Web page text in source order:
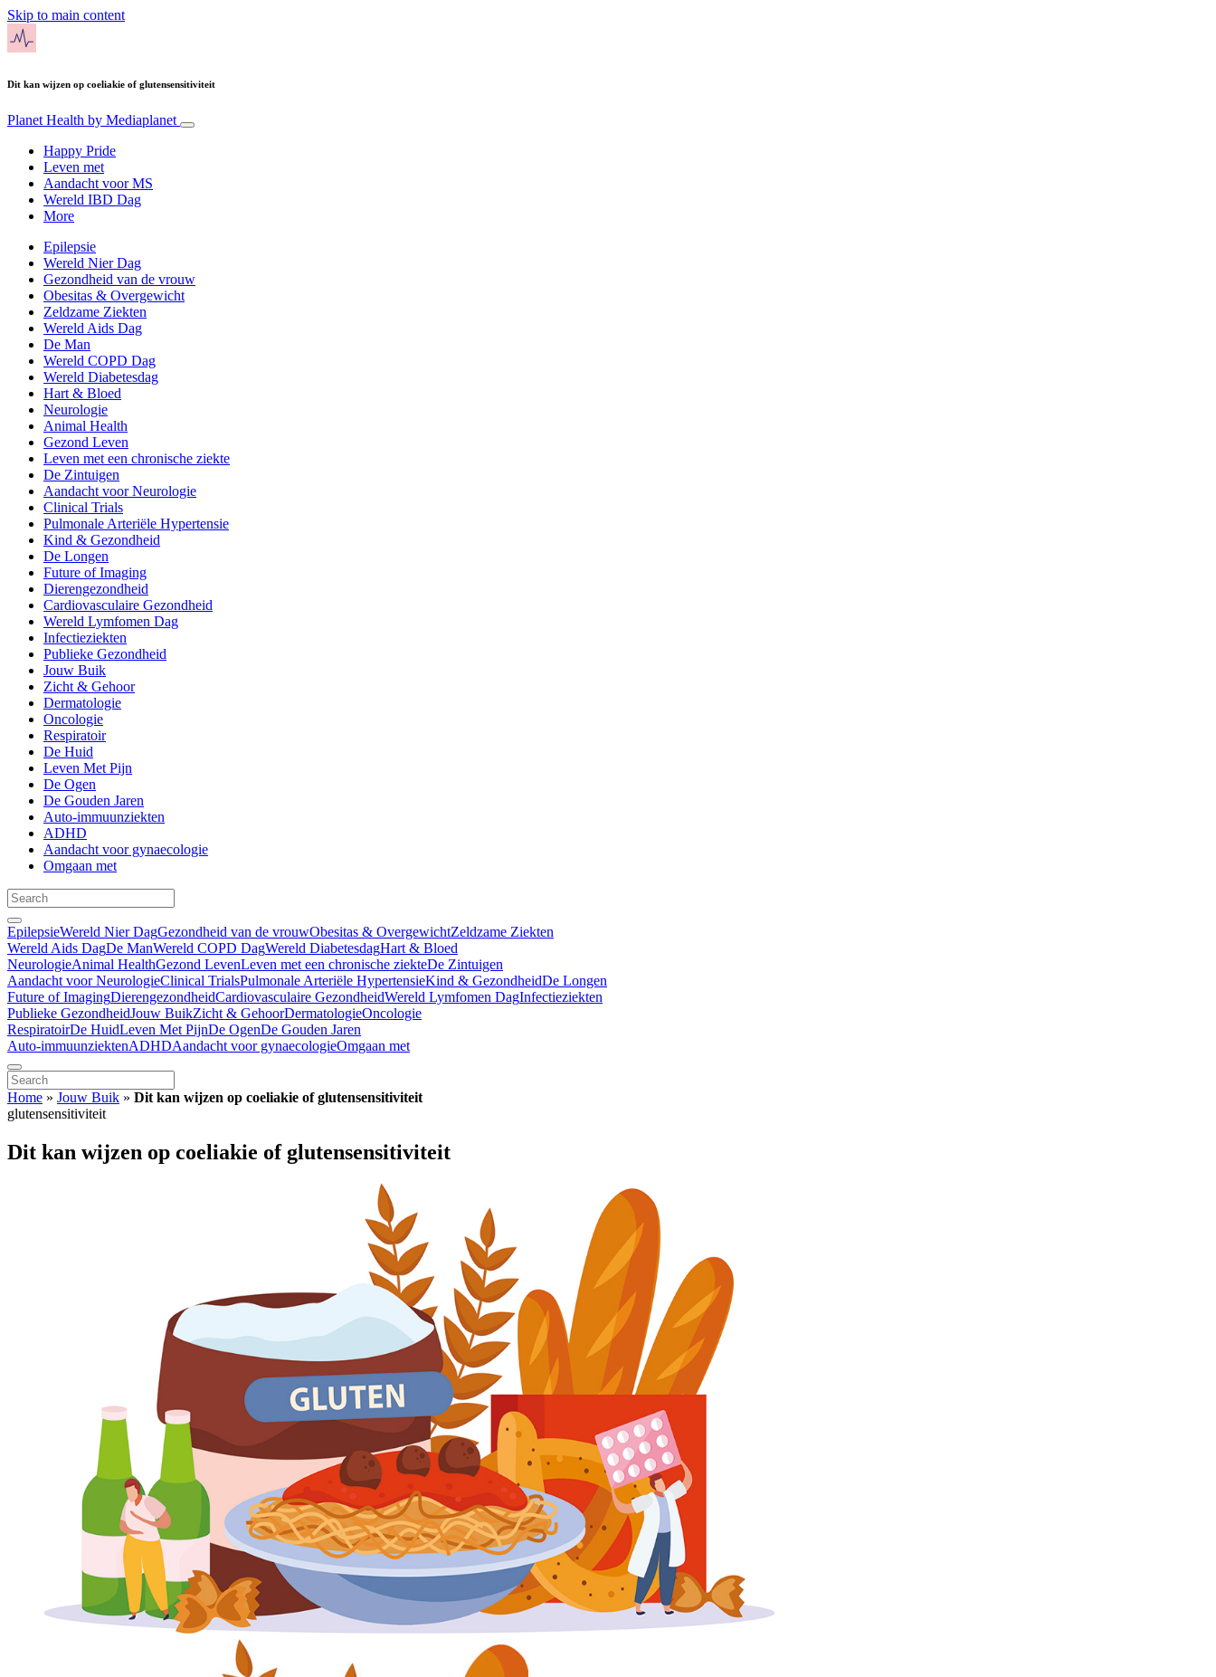
Skip to main content
Dit kan wijzen op coeliakie of glutensensitiviteit
Planet Health by Mediaplanet
Happy Pride
Leven met
Aandacht voor MS
Wereld IBD Dag
More
Epilepsie
Wereld Nier Dag
Gezondheid van de vrouw
Obesitas & Overgewicht
Zeldzame Ziekten
Wereld Aids Dag
De Man
Wereld COPD Dag
Wereld Diabetesdag
Hart & Bloed
Neurologie
Animal Health
Gezond Leven
Leven met een chronische ziekte
De Zintuigen
Aandacht voor Neurologie
Clinical Trials
Pulmonale Arteriële Hypertensie
Kind & Gezondheid
De Longen
Future of Imaging
Dierengezondheid
Cardiovasculaire Gezondheid
Wereld Lymfomen Dag
Infectieziekten
Publieke Gezondheid
Jouw Buik
Zicht & Gehoor
Dermatologie
Oncologie
Respiratoir
De Huid
Leven Met Pijn
De Ogen
De Gouden Jaren
Auto-immuunziekten
ADHD
Aandacht voor gynaecologie
Omgaan met
EpilepsieWereld Nier DagGezondheid van de vrouwObesitas & OvergewichtZeldzame Ziekten
Wereld Aids DagDe ManWereld COPD DagWereld DiabetesdagHart & Bloed
NeurologieAnimal HealthGezond LevenLeven met een chronische ziekteDe Zintuigen
Aandacht voor NeurologieClinical TrialsPulmonale Arteriële HypertensieKind & GezondheidDe Longen
Future of ImagingDierengezondheidCardiovasculaire GezondheidWereld Lymfomen DagInfectieziekten
Publieke GezondheidJouw BuikZicht & GehoorDermatologieOncologie
RespiratoirDe HuidLeven Met PijnDe OgenDe Gouden Jaren
Auto-immuunziektenADHDAandacht voor gynaecologieOmgaan met
Home » Jouw Buik » Dit kan wijzen op coeliakie of glutensensitiviteit
glutensensitiviteit
Dit kan wijzen op coeliakie of glutensensitiviteit